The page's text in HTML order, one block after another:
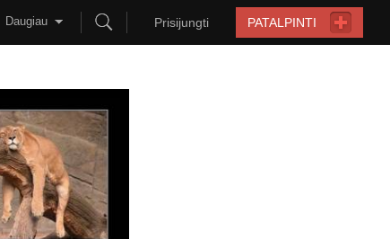
PATALPINTI
Prisijungti
Daugiau